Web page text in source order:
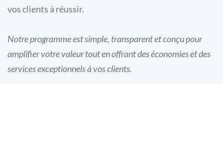
vos clients à réussir.
Notre programme est simple, transparent et conçu pour
amplifier votre valeur tout en offrant des économies et des
services exceptionnels à vos clients.